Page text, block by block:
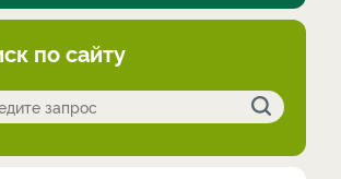
по сайту